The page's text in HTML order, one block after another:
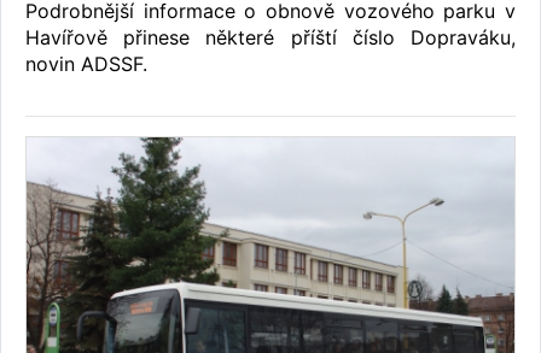
Podrobnější informace o obnově vozového parku v
Havířově přinese některé příští číslo Dopraváku,
novin ADSSF.